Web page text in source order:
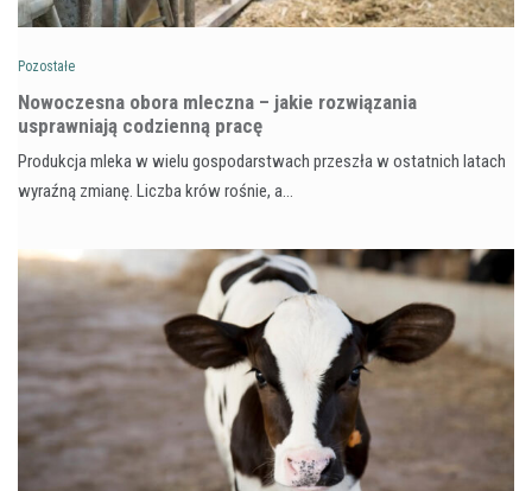
Pozostałe
Nowoczesna obora mleczna – jakie rozwiązania
usprawniają codzienną pracę
Produkcja mleka w wielu gospodarstwach przeszła w ostatnich latach
wyraźną zmianę. Liczba krów rośnie, a…